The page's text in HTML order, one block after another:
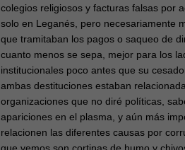
colegios religiosos y facturas falsas por
solo en Leganés, pero necesariamente
que tramitaban los pagos o saqueo de
cuanto menos se sepa, mejor para los
institucionales poco antes que su
ambas destituciones estaban
organizaciones que no diré políticas,
apariciones en el plasma, y aún más
relacionen las diferentes causas por